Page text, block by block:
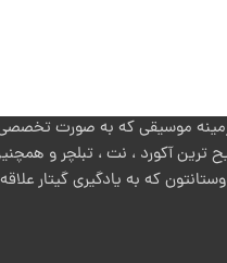
موسیقی که به صورت تخصصی
ترین آکورد ، نت ، تبلچر و
که به یادگیری گیتار